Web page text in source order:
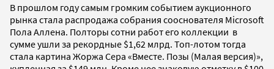
В прошлом году самым громким событием аукционного
рынка стала распродажа собрания сооснователя Microsoft
Пола Аллена. Полторы сотни работ его коллекции в
сумме ушли за рекордные $1,62 млрд. Топ-лотом тогда
стала картина Жоржа Сера «Вместе. Позы (Малая версия)»,